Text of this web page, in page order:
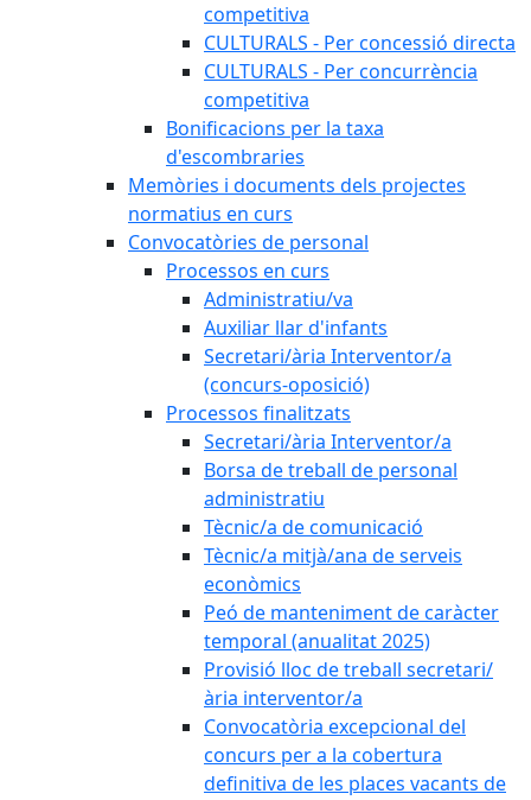
competitiva
CULTURALS - Per concessió directa
CULTURALS - Per concurrència
competitiva
Bonificacions per la taxa
d'escombraries
Memòries i documents dels projectes
normatius en curs
Convocatòries de personal
Processos en curs
Administratiu/va
Auxiliar llar d'infants
Secretari/ària Interventor/a
(concurs-oposició)
Processos finalitzats
Secretari/ària Interventor/a
Borsa de treball de personal
administratiu
Tècnic/a de comunicació
Tècnic/a mitjà/ana de serveis
econòmics
Peó de manteniment de caràcter
temporal (anualitat 2025)
Provisió lloc de treball secretari/
ària interventor/a
Convocatòria excepcional del
concurs per a la cobertura
definitiva de les places vacants de